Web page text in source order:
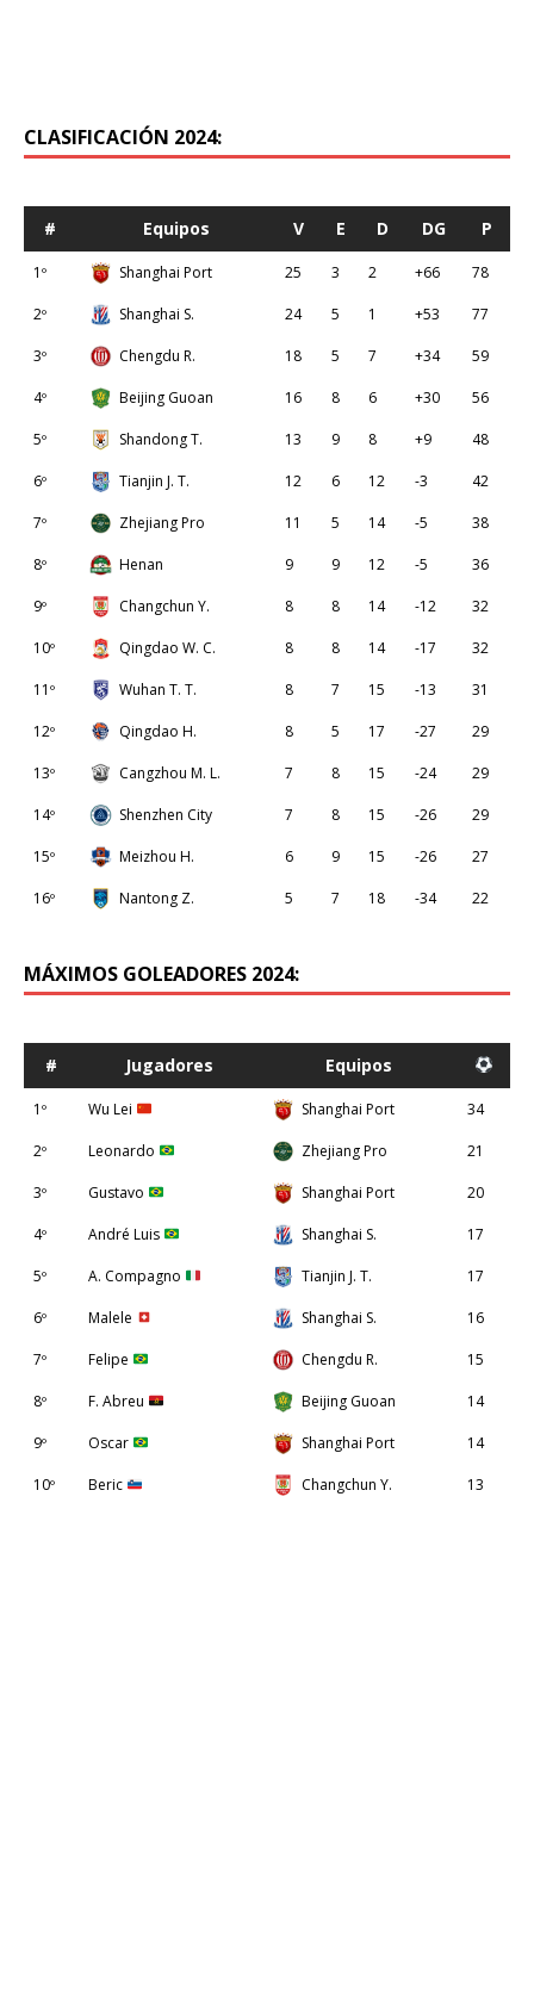
CLASIFICACIÓN 2024:
# Equipos V E D DG P
1º Shanghai Port 25 3 2 +66 78
2º Shanghai S. 24 5 1 +53 77
3º Chengdu R. 18 5 7 +34 59
4º Beijing Guoan 16 8 6 +30 56
5º Shandong T. 13 9 8 +9 48
6º Tianjin J. T. 12 6 12 -3 42
7º Zhejiang Pro 11 5 14 -5 38
8º Henan 9 9 12 -5 36
9º Changchun Y. 8 8 14 -12 32
10º Qingdao W. C. 8 8 14 -17 32
11º Wuhan T. T. 8 7 15 -13 31
12º Qingdao H. 8 5 17 -27 29
13º Cangzhou M. L. 7 8 15 -24 29
14º Shenzhen City 7 8 15 -26 29
15º Meizhou H. 6 9 15 -26 27
16º Nantong Z. 5 7 18 -34 22
MÁXIMOS GOLEADORES 2024:
# Jugadores Equipos
1º Wu Lei Shanghai Port 34
2º Leonardo Zhejiang Pro 21
3º Gustavo Shanghai Port 20
4º André Luis Shanghai S. 17
5º A. Compagno Tianjin J. T. 17
6º Malele Shanghai S. 16
7º Felipe Chengdu R. 15
8º F. Abreu Beijing Guoan 14
9º Oscar Shanghai Port 14
10º Beric Changchun Y. 13